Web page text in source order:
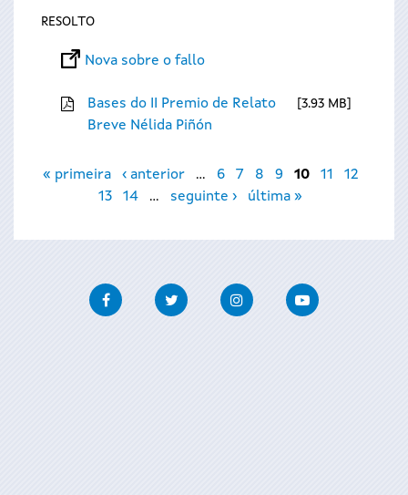
RESOLTO
Nova sobre o fallo
Bases do II Premio de Relato
Breve Nélida Piñón
3.93 MB
Páxinas
« primeira ‹ anterior … 6 7 8 9 10 11
12
13
14 … seguinte › última »
FacebookTwitter InstagramYoutube